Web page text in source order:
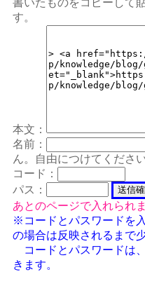
す。
本文：
名前：
ん。自由につけてください
コード：
パス：
あとのページで入れられま
※コードとパスワードを
の場合は反映されるまで
コードとパスワードは、
きます。